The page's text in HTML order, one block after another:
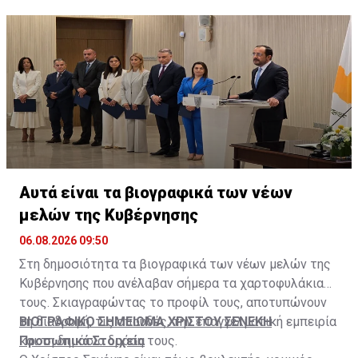
Αυτά είναι τα βιογραφικά των νέων
μελών της Κυβέρνησης
06.08.2026 09:50
Στη δημοσιότητα τα βιογραφικά των νέων μελών της
Κυβέρνησης που ανέλαβαν σήμερα τα χαρτοφυλάκια
τους. Σκιαγραφώντας το προφίλ τους, αποτυπώνουν
τη διαδρομή, τις σπουδές, την επαγγελματική εμπειρία
και τη δημόσια δράση τους.
ΒΙΟΓΡΑΦΙΚΟ ΣΗΜΕΙΩΜΑ ΧΡΙΣΤΟΥ ΣΕΝΕΚΗ
Προσωπικά Στοιχεία